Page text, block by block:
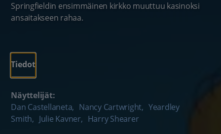
Springfieldin ensimmäinen kirkko muuttuu kasinoksi
ansaitakseen rahaa.
Tiedot
Näyttelijät:
Dan Castellaneta, Nancy Cartwright, Yeardley
Smith, Julie Kavner, Harry Shearer